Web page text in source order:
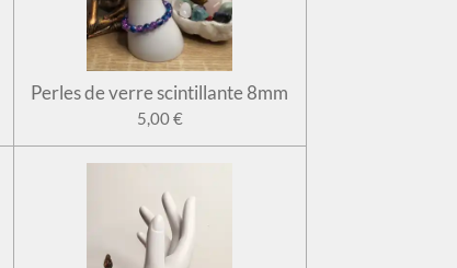
Perles de verre scintillante 8mm
5,00 €